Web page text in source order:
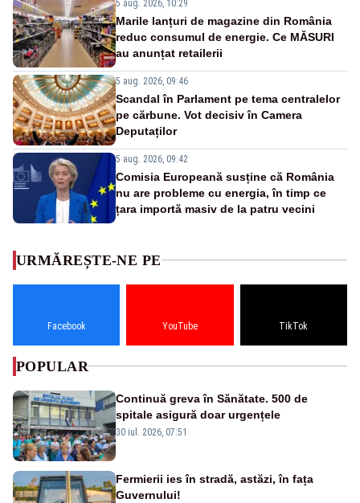
5 aug. 2026, 10:29
Marile lanțuri de magazine din România
reduc consumul de energie. Ce MĂSURI
au anunțat retailerii
5 aug. 2026, 09:46
Scandal în Parlament pe tema centralelor
pe cărbune. Vot decisiv în Camera
Deputaților
5 aug. 2026, 09:42
Comisia Europeană susține că România
nu are probleme cu energia, în timp ce
țara importă masiv de la patru vecini
URMĂREȘTE-NE PE
Facebook YouTube TikTok
POPULAR
Continuă greva în Sănătate. 500 de
spitale asigură doar urgențele
30 iul. 2026, 07:51
Fermierii ies în stradă, astăzi, în fața
Guvernului!